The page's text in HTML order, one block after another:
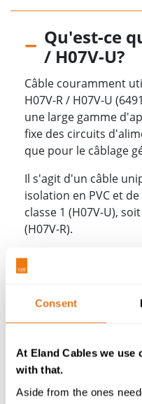
Consent
At Eland Cables we use
with that.
Aside from the ones
Qu'est-ce
/ H07V-U?
Câble couramment
H07V-R / H07V-U
une large gamme
fixe des circuits
que pour le câblage
Il s'agit d'un câble
isolation en PVC et
classe 1 (H07V-U),
(H07V-R).
Les câbles sont
câbles pour conduits,
de rechercher ce
suivante : HO7V-R ou
/ H07V-U